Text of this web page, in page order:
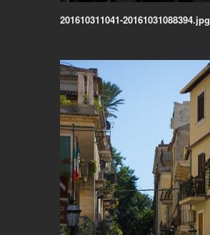
201610311041-20161031088394.jpg